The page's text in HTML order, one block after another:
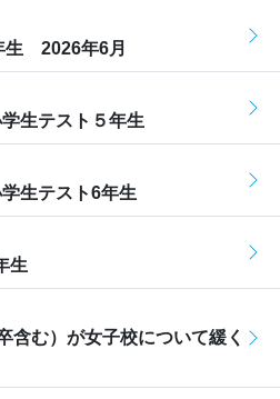
生 2026年6月
生テスト５年生
生テスト6年生
生
含む）が女子校について緩く